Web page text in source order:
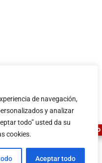
de navegación,
y analizar
todo” usted da su
cookies.
Aceptar todo
Tema Freesia| © 2026WordPress
ASESOR FERRETERO